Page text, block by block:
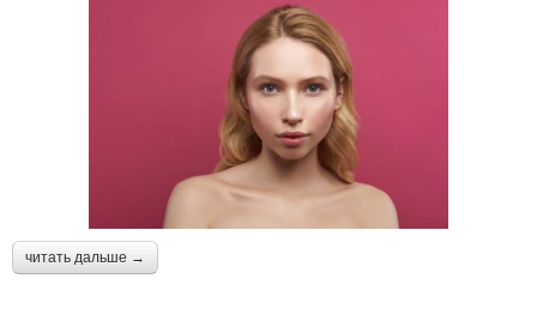
читать дальше →